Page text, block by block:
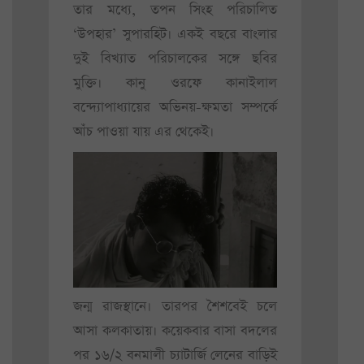
তার মধ্যে, তপন সিংহ পরিচালিত
‘উপহার’ সুপারহিট। একই বছরে বাংলার
দুই বিখ্যাত পরিচালকের সঙ্গে ছবির
মুক্তি। কানু ওরফে কানাইলাল
বন্দ্যোপাধ্যায়ের অভিনয়-ক্ষমতা সম্পর্কে
আঁচ পাওয়া যায় এর থেকেই।
জন্ম রাজস্থানে। তারপর শৈশবেই চলে
আসা কলকাতায়। কয়েকবার বাসা বদলের
পর ১৬/২ বনমালী চ্যাটার্জি লেনের বাড়িই